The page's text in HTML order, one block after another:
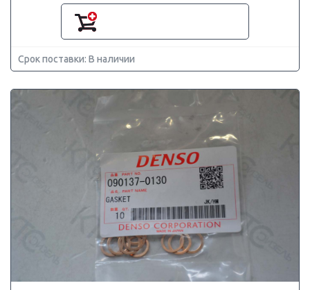
Срок поставки: В наличии